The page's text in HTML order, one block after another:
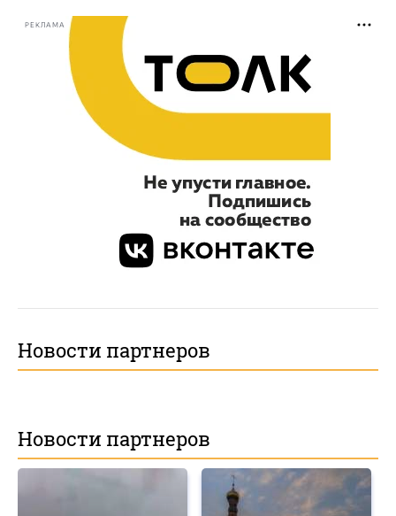
РЕКЛАМА
Новости партнеров
Новости партнеров